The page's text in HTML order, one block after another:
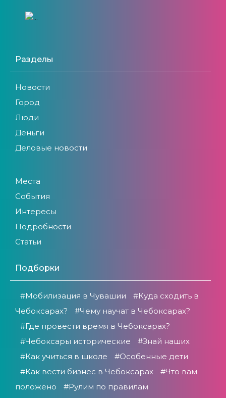
Разделы
Новости
Город
Люди
Деньги
Деловые новости
Места
События
Интересы
Подробности
Статьи
Подборки
#Мобилизация в Чувашии
#Куда сходить в
Чебоксарах?
#Чему научат в Чебоксарах?
#Где провести время в Чебоксарах?
#Чебоксары исторические
#Знай наших
#Как учиться в школе
#Особенные дети
#Как вести бизнес в Чебоксарах
#Что вам
положено
#Рулим по правилам